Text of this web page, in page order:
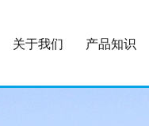
关于我们 产品知识